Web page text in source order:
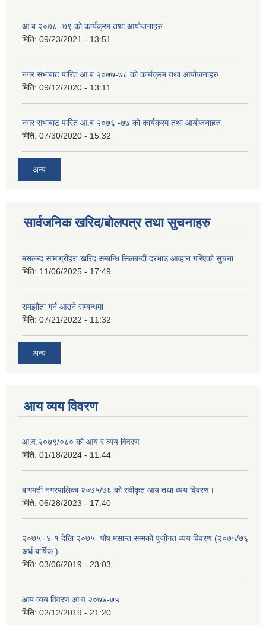
आ.ब २०७८ -७९ को कार्यक्रम तथा आयोजनाहरु
मिति: 09/23/2021 - 13:51
नगर सभाबाट पारित आ.ब २०७७-७८ को कार्यक्रम तथा आयोजनाहरु
मिति: 09/12/2020 - 13:11
नगर सभाबाट पारित आ.ब २०७६ -७७ को कार्यक्रम तथा आयोजनाहरु
मिति: 07/30/2020 - 15:32
अन्य
सार्वजनिक खरिद/बोलपत्र तथा सुचनाहरु
मसलन्द सामाग्रीहरु खरिद सम्बन्धि सिलबन्दी दरभाउ आव्हान गरिएको सुचना
मिति: 11/06/2025 - 17:49
समझौता गर्न आउने सम्बन्धमा
मिति: 07/21/2022 - 11:32
अन्य
आय व्यय विवरण
आ.व.२०७९/०८० को आय र व्यय विवरण
मिति: 01/18/2024 - 11:44
बागमती नगरपालिका २०७५/७६ को स्वीकृत आय तथा व्यय विवरण।
मिति: 06/28/2023 - 17:40
२०७५ -४-१ देखि २०७५- पौष मसान्त सम्मको पुजीगत व्यय विवरण (२०७५/७६
अर्ध बार्षिक )
मिति: 03/06/2019 - 23:03
आय व्यय विवरण आ.व.२०७४-७५
मिति: 02/12/2019 - 21:20